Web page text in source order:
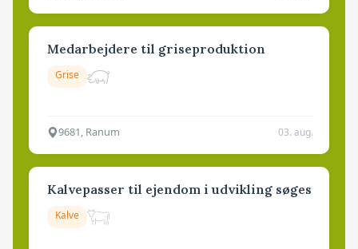
Medarbejdere til griseproduktion
Grise
9681, Ranum 03. aug.
Kalvepasser til ejendom i udvikling søges
Kalve